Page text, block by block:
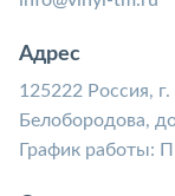
Адрес
125222 Россия,
Белобородова,
График работы: